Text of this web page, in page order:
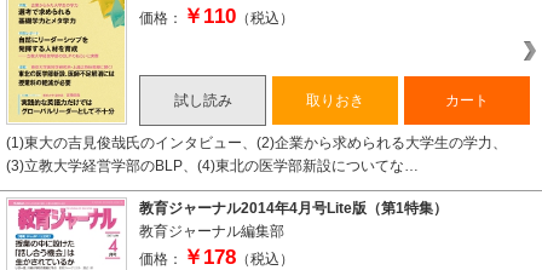
価格：
￥110 （税込）
試し読み 取りおき カート
(1)東大の吉見俊哉氏のインタビュー、(2)企業から求められる大学生の学力、
(3)立教大学経営学部のBLP、(4)東北の医学部新設についてな…
教育ジャーナル2014年4月号Lite版（第1特集）
教育ジャーナル編集部
価格：
￥178 （税込）